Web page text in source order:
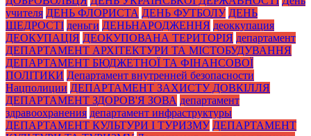
учителя ДЕНЬ ФЛОРИСТА ДЕНЬ ФУТБОЛУ ДЕНЬ
ЩЕДРОСТІ деньги ДЕНЬНАРОДЖЕННЯ деоккупация
ДЕОКУПАЦІЯ ДЕОКУПОВАНА ТЕРИТОРІЯ департамент
ДЕПАРТАМЕНТ АРХІТЕКТУРИ ТА МІСТОБУДУВАННЯ
ДЕПАРТАМЕНТ БЮДЖЕТНОЇ ТА ФІНАНСОВОЇ
ПОЛІТИКИ Департамент внутренней безопасности
Нацполиции ДЕПАРТАМЕНТ ЗАХИСТУ ДОВКІЛЛЯ
ДЕПАРТАМЕНТ ЗДОРОВ'Я ЗОВА департамент
здравоохранения департамент инфраструктуры
ДЕПАРТАМЕНТ КУЛЬТУРИ І ТУРИЗМУ ДЕПАРТАМЕНТ